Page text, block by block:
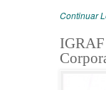
Continuar